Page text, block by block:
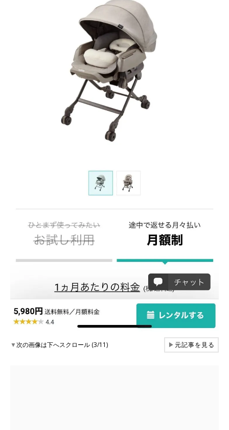
▼次の画像は下へスクロール (3/11) ▶元記事を見る